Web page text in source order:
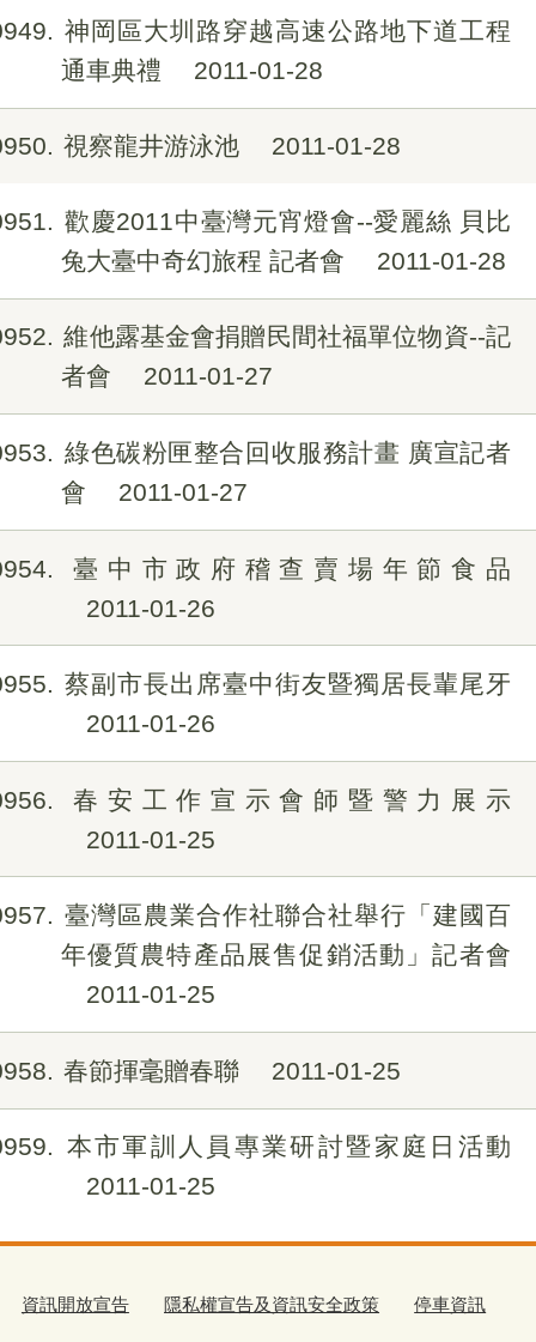
神岡區大圳路穿越高速公路地下道工程
通車典禮
2011-01-28
視察龍井游泳池 2011-01-28
歡慶2011中臺灣元宵燈會--愛麗絲 貝比
兔大臺中奇幻旅程 記者會
2011-01-28
維他露基金會捐贈民間社福單位物資--記
者會
2011-01-27
綠色碳粉匣整合回收服務計畫 廣宣記者
會
2011-01-27
臺中市政府稽查賣場年節食品
2011-01-26
蔡副市長出席臺中街友暨獨居長輩尾牙
2011-01-26
春安工作宣示會師暨警力展示
2011-01-25
臺灣區農業合作社聯合社舉行「建國百
年優質農特產品展售促銷活動」記者會
2011-01-25
春節揮毫贈春聯 2011-01-25
本市軍訓人員專業研討暨家庭日活動
2011-01-25
資訊開放宣告 隱私權宣告及資訊安全政策 停車資訊